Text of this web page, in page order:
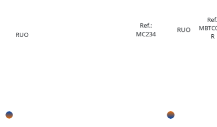
RUO
Ref.:
MC234
RUO
R